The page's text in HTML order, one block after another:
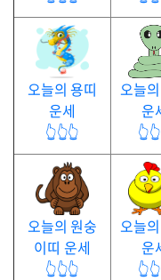
오늘의 용띠
운세
👆👆👆
오늘
운
오늘의 원숭
이띠 운세
👆👆👆
오늘
운